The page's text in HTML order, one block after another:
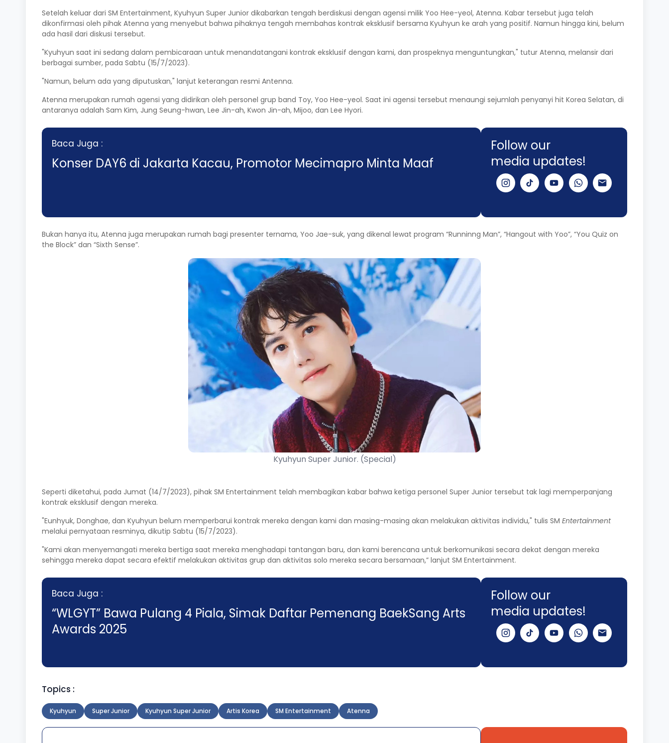
Setelah keluar dari SM Entertainment, Kyuhyun Super Junior dikabarkan tengah berdiskusi dengan agensi milik Yoo Hee-yeol, Atenna. Kabar tersebut juga telah
dikonfirmasi oleh pihak Atenna yang menyebut bahwa pihaknya tengah membahas kontrak eksklusif bersama Kyuhyun ke arah yang positif. Namun hingga kini, belum
ada hasil dari diskusi tersebut.
"Kyuhyun saat ini sedang dalam pembicaraan untuk menandatangani kontrak eksklusif dengan kami, dan prospeknya menguntungkan," tutur Atenna, melansir dari
berbagai sumber, pada Sabtu (15/7/2023).
"Namun, belum ada yang diputuskan," lanjut keterangan resmi Antenna.
Atenna merupakan rumah agensi yang didirikan oleh personel grup band Toy, Yoo Hee-yeol. Saat ini agensi tersebut menaungi sejumlah penyanyi hit Korea Selatan, di
antaranya adalah Sam Kim, Jung Seung-hwan, Lee Jin-ah, Kwon Jin-ah, Mijoo, dan Lee Hyori.
Baca Juga :
Konser DAY6 di Jakarta Kacau, Promotor Mecimapro Minta Maaf
Follow our
media updates!
Bukan hanya itu, Atenna juga merupakan rumah bagi presenter ternama, Yoo Jae-suk, yang dikenal lewat program “Runninng Man”, “Hangout with Yoo”, “You Quiz on
the Block” dan “Sixth Sense”.
Kyuhyun Super Junior. (Special)
Seperti diketahui, pada Jumat (14/7/2023), pihak SM Entertainment telah membagikan kabar bahwa ketiga personel Super Junior tersebut tak lagi memperpanjang
kontrak eksklusif dengan mereka.
"Eunhyuk, Donghae, dan Kyuhyun belum memperbarui kontrak mereka dengan kami dan masing-masing akan melakukan aktivitas individu," tulis SM Entertainment
melalui pernyataan resminya, dikutip Sabtu (15/7/2023).
"Kami akan menyemangati mereka bertiga saat mereka menghadapi tantangan baru, dan kami berencana untuk berkomunikasi secara dekat dengan mereka
sehingga mereka dapat secara efektif melakukan aktivitas grup dan aktivitas solo mereka secara bersamaan,” lanjut SM Entertainment.
Baca Juga :
“WLGYT” Bawa Pulang 4 Piala, Simak Daftar Pemenang BaekSang Arts
Awards 2025
Follow our
media updates!
Topics :
Kyuhyun Super Junior Kyuhyun Super Junior Artis Korea SM Entertainment Atenna